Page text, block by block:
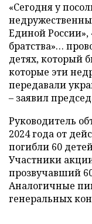
«Сегодня у
Единой России»,
братства»…
детях, который
которые эти
передавали
– заявил
Руководитель
2024 года от
погибли 60
Участники
прозвучавший
Аналогичные
генеральных